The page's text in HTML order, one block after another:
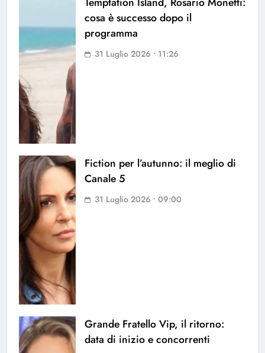
cosa è successo dopo il
programma
31 Luglio 2026 • 11:26
Fiction per l’autunno: il meglio di
Canale 5
31 Luglio 2026 • 09:00
Grande Fratello Vip, il ritorno:
data di inizio e concorrenti